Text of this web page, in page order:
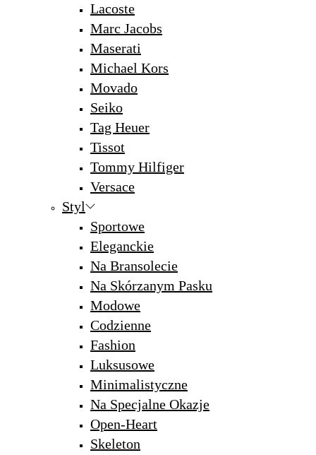
Lacoste
Marc Jacobs
Maserati
Michael Kors
Movado
Seiko
Tag Heuer
Tissot
Tommy Hilfiger
Versace
Styl
Sportowe
Eleganckie
Na Bransolecie
Na Skórzanym Pasku
Modowe
Codzienne
Fashion
Luksusowe
Minimalistyczne
Na Specjalne Okazje
Open-Heart
Skeleton